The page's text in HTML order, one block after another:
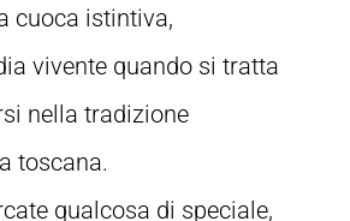
cuoca istintiva,
vivente quando si tratta
nella tradizione
toscana.
qualcosa di speciale,